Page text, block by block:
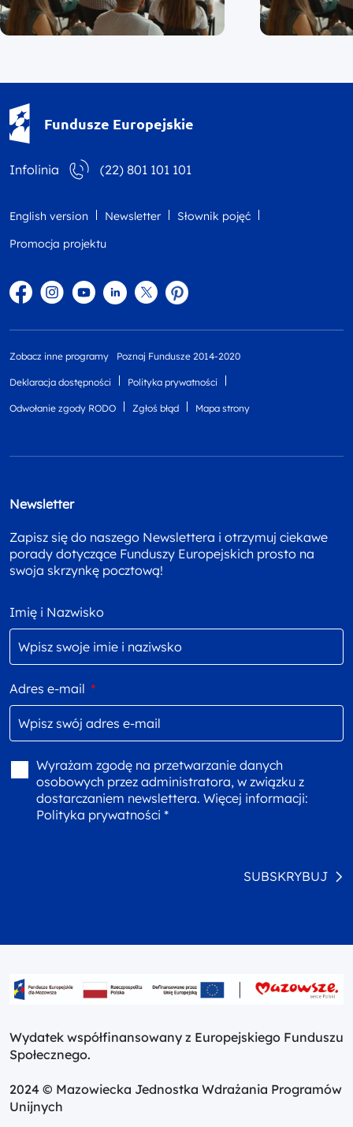
Fundusze Europejskie
Infolinia (22) 801 101 101
English version Newsletter
Słownik pojęć
Promocja projektu
FacebookInstagram
YouTubeLinkedintwitterPinterest
Zobacz inne programy Poznaj Fundusze 2014-2020
Deklaracja dostępności Polityka prywatności
Odwołanie zgody RODO Zgłoś błąd Mapa strony
Newsletter
Zapisz się do naszego Newslettera i otrzymuj ciekawe
porady dotyczące Funduszy Europejskich prosto na
swoja skrzynkę pocztową!
Imię i Nazwisko
Adres e-mail *
Wyrażam zgodę na przetwarzanie danych
osobowych przez administratora, w związku z
dostarczaniem newslettera. Więcej informacji:
Polityka prywatności *
SUBSKRYBUJ
Wydatek współfinansowany z Europejskiego Funduszu
Społecznego.
2024 © Mazowiecka Jednostka Wdrażania Programów
Unijnych